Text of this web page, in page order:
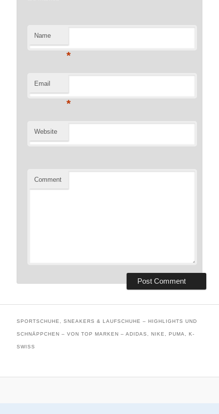
Name
*
Email
*
Website
Comment
SPORTSCHUHE, SNEAKERS & LAUFSCHUHE – HIGHLIGHTS UND
SCHNÄPPCHEN – VON TOP MARKEN – ADIDAS, NIKE, PUMA, K-
SWISS